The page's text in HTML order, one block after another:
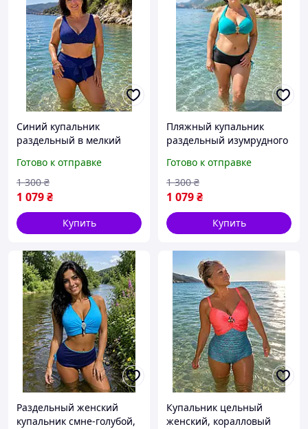
Синий купальник
раздельный в мелкий
чашка, размер 2,3 XL
Готово к отправке
1 079₴
1 300 ₴
Купить
Пляжный купальник
раздельный изумрудного
косточках, брошь, размер
2, 3, 4 XL
Готово к отправке
1 079₴
1 300 ₴
Купить
Раздельный женский
купальник смне-голубой,
Купальник цельный
женский, коралловый